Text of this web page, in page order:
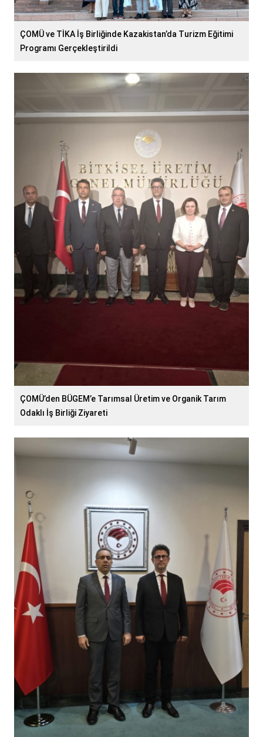
ÇOMÜ ve TİKA İş Birliğinde Kazakistan’da Turizm Eğitimi
Programı Gerçekleştirildi
ÇOMÜ’den BÜGEM’e Tarımsal Üretim ve Organik Tarım
Odaklı İş Birliği Ziyareti